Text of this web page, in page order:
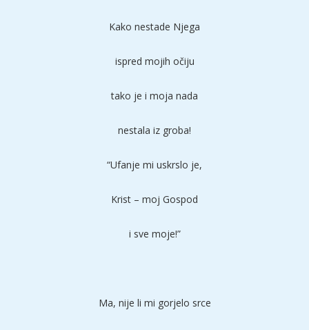
Kako nestade Njega
ispred mojih očiju
tako je i moja nada
nestala iz groba!
“Ufanje mi uskrslo je,
Krist – moj Gospod
i sve moje!”
Ma, nije li mi gorjelo srce